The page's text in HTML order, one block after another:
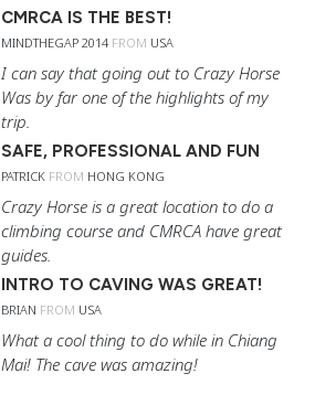
CMRCA IS THE BEST!
MINDTHEGAP 2014 FROM USA
I can say that going out to Crazy Horse
Was by far one of the highlights of my
trip.
SAFE, PROFESSIONAL AND FUN
PATRICK FROM HONG KONG
Crazy Horse is a great location to do a
climbing course and CMRCA have great
guides.
INTRO TO CAVING WAS GREAT!
BRIAN FROM USA
What a cool thing to do while in Chiang
Mai! The cave was amazing!